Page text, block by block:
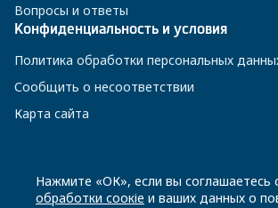
Вопросы и ответы
Конфиденциальность и условия
Политика обработки персональных
Сообщить о несоответствии
Карта сайта
8 800 200-23-56
Нажмите «ОК», если вы соглашаетесь
обработки соокіе и ваших данных о